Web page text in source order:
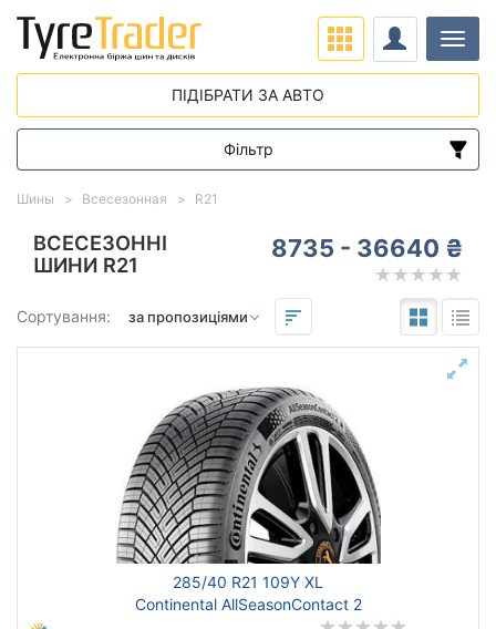
ВСЕСЕЗОННІ
ШИНИ R21
8735 - 36640 ₴
Сортування:
285/40 R21 109Y XL
Continental AllSeasonContact 2
Шины Всесезонная R21
ПІДІБРАТИ ЗА АВТО
Фільтр
Діапазон цін
від
зимова нешип
зимова шип